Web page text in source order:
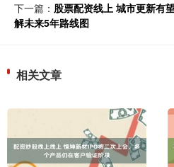
下一篇： 股票配资线上 城市更新有
解未来5年路线图
相关文章